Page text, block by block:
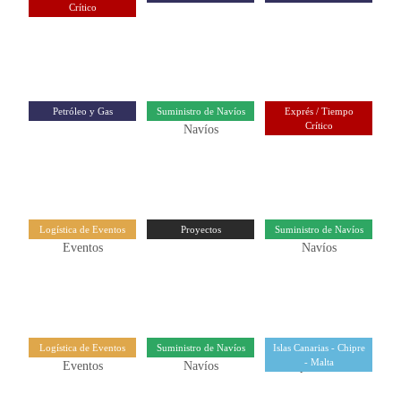
Crítico
Petróleo y Gas Suministro de Navíos
Exprés / Tiempo
Crítico
Logística de Eventos Proyectos Suministro de Navíos
Logística de Eventos Suministro de Navíos
Islas Canarias - Chipre
- Malta